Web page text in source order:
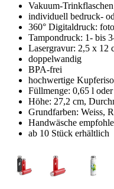
Vakuum-
individuell bedruck-
360° Digitaldruck:
Tampondruck: 1- bis
Lasergravur: 2,5 x 12
doppelwandig
BPA-frei
hochwertige
Füllmenge: 0,65 l
Höhe: 27,2 cm,
Grundfarben: Weiss,
Handwäsche
ab 10 Stück erhältlich